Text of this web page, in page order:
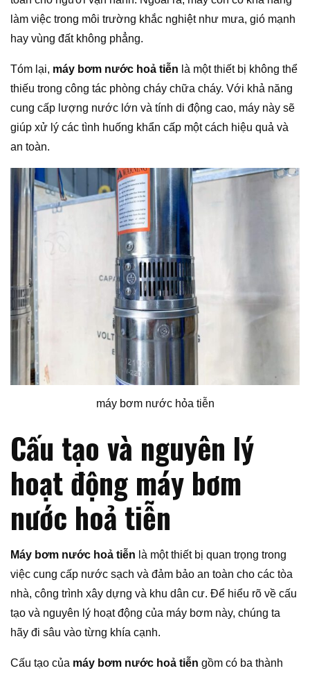
làm việc trong môi trường khắc nghiệt như mưa, gió mạnh
hay vùng đất không phẳng.
Tóm lại, máy bơm nước hoả tiễn là một thiết bị không thể
thiếu trong công tác phòng cháy chữa cháy. Với khả năng
cung cấp lượng nước lớn và tính di động cao, máy này sẽ
giúp xử lý các tình huống khẩn cấp một cách hiệu quả và
an toàn.
máy bơm nước hỏa tiễn
Cấu tạo và nguyên lý
hoạt động máy bơm
nước hoả tiễn
Máy bơm nước hoả tiễn là một thiết bị quan trọng trong
việc cung cấp nước sạch và đảm bảo an toàn cho các tòa
nhà, công trình xây dựng và khu dân cư. Để hiểu rõ về cấu
tạo và nguyên lý hoạt động của máy bơm này, chúng ta
hãy đi sâu vào từng khía cạnh.
Cấu tạo của máy bơm nước hoả tiễn gồm có ba thành